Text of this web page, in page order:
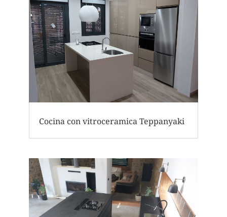
Cocina con vitroceramica Teppanyaki